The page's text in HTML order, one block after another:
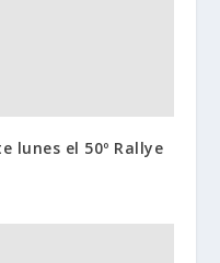
lunes el 50º Rallye